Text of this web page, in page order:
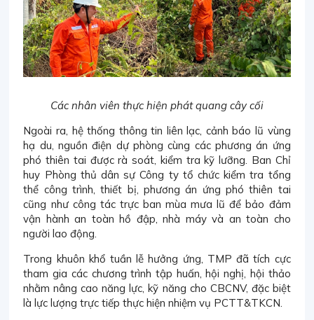
Các nhân viên thực hiện phát quang cây cối
Ngoài ra, hệ thống thông tin liên lạc, cảnh báo lũ vùng
hạ du, nguồn điện dự phòng cùng các phương án ứng
phó thiên tai được rà soát, kiểm tra kỹ lưỡng. Ban Chỉ
huy Phòng thủ dân sự Công ty tổ chức kiểm tra tổng
thể công trình, thiết bị, phương án ứng phó thiên tai
cũng như công tác trực ban mùa mưa lũ để bảo đảm
vận hành an toàn hồ đập, nhà máy và an toàn cho
người lao động.
Trong khuôn khổ tuần lễ hưởng ứng, TMP đã tích cực
tham gia các chương trình tập huấn, hội nghị, hội thảo
nhằm nâng cao năng lực, kỹ năng cho CBCNV, đặc biệt
là lực lượng trực tiếp thực hiện nhiệm vụ PCTT&TKCN.